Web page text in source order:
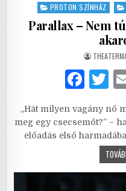
PROTON SZÍNHÁZ
Parallax – Nem
AUTHOR:
F
c
e
o
T
it
te
r
„Hát milyen vagány nő
meg egy csecsemőt?” –
előadás első